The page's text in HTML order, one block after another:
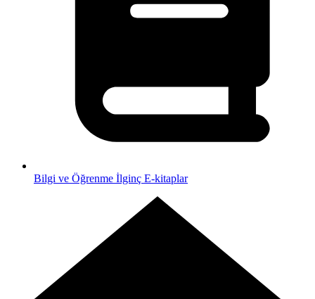
Bilgi ve Öğrenme İlginç E-kitaplar